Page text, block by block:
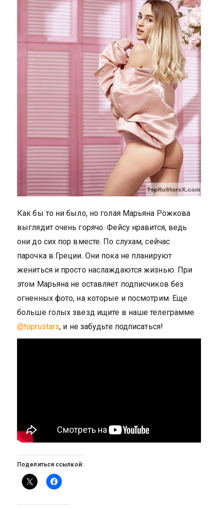
Как бы то ни было, но голая Марьяна Рожкова
выглядит очень горячо. Фейсу нравится, ведь
они до сих пор вместе. По слухам, сейчас
парочка в Греции. Они пока не планируют
жениться и просто наслаждаются жизнью. При
этом Марьяна не оставляет подписчиков без
огненных фото, на которые и посмотрим. Еще
больше голых звезд ищите в наше телеграмме
@toprustars, и не забудьте подписаться!
Поделиться ссылкой: